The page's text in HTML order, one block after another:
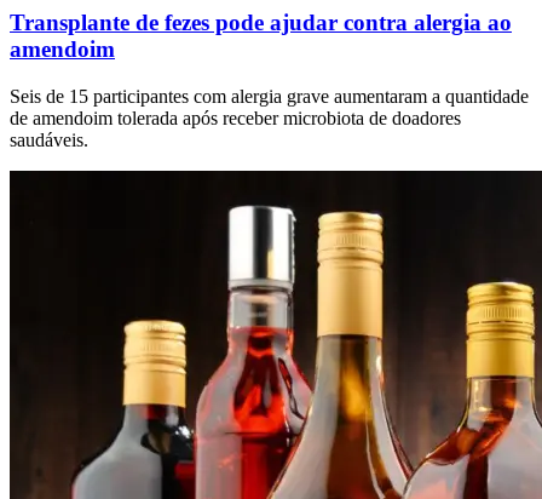
Transplante de fezes pode ajudar contra alergia ao
amendoim
Seis de 15 participantes com alergia grave aumentaram a quantidade
de amendoim tolerada após receber microbiota de doadores
saudáveis.